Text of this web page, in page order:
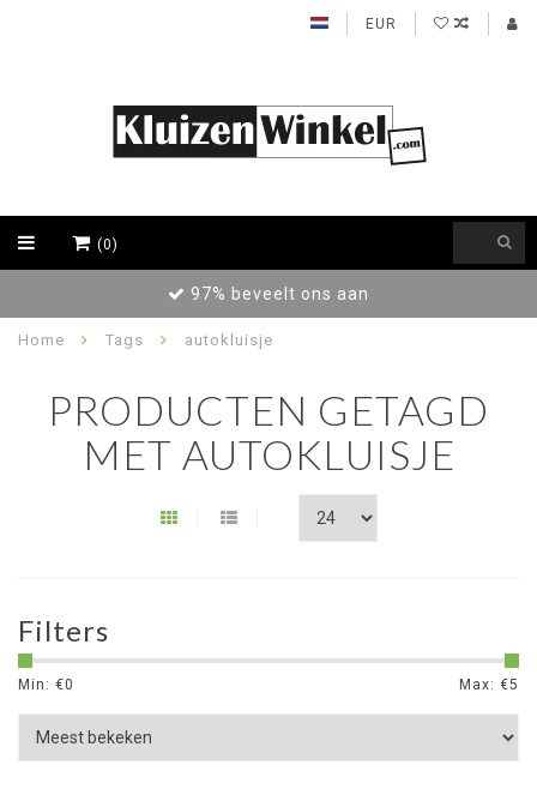
EUR
(0)
97% beveelt ons aan
Home Tags autokluisje
PRODUCTEN GETAGD
MET AUTOKLUISJE
Filters
Min: €0 Max: €5